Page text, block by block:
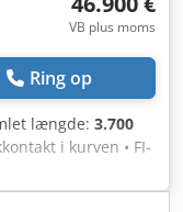
VB plus moms
Ring op
længde: 3.700
i kurven • FI-
• Indbygget lader
– sænket